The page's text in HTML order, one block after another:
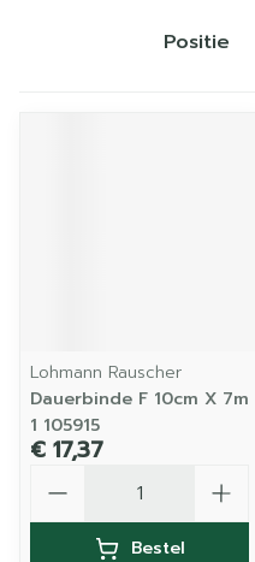
Sorteer op:
Lohmann Rauscher
Dauerbinde F 10cm X 7m
1 105915
€ 17,37
Bestel